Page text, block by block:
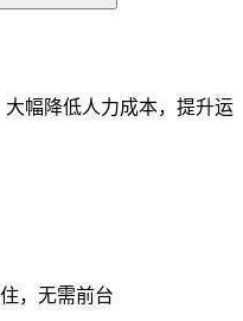
幅降低人力成本，提升运
，无需前台